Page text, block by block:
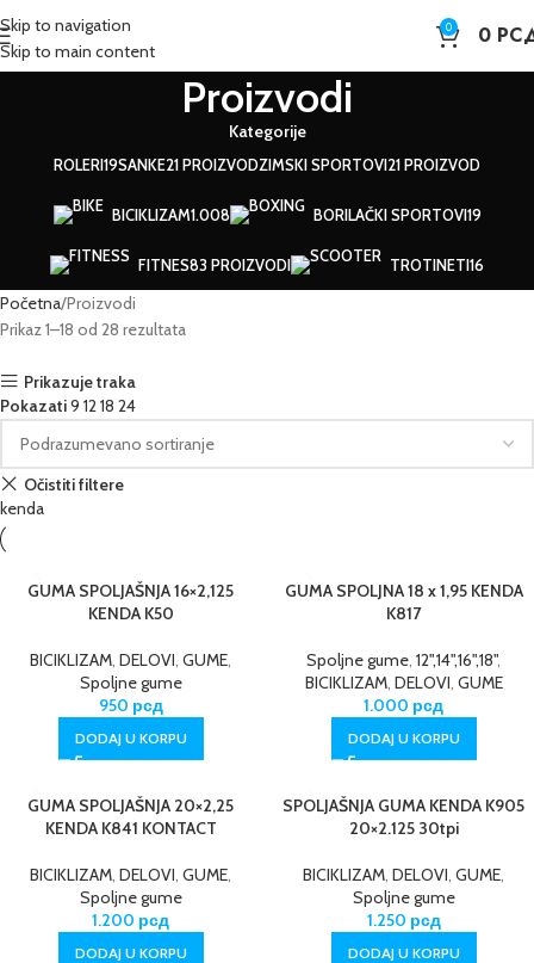
Skip to navigation
Skip to main content
0 0
Proizvodi
Kategorije
ROLERI19SANKE21 PROIZVODZIMSKI SPORTOVI21 PROIZVOD
BICIKLIZAM1.008 BORILAČKI SPORTOVI19
FITNES83 PROIZVODI TROTINETI16
Početna Proizvodi
Prikaz 1–18 od 28 rezultata
Prikazuje traka
Pokazati9 1218 24
Očistiti filtere
kenda
GUMA SPOLJAŠNJA 16×2,125
KENDA K50
BICIKLIZAM, DELOVI, GUME,
Spoljne gume
950 рсд
DODAJ U KORPU
GUMA SPOLJNA 18 x 1,95 KENDA
K817
Spoljne gume, 12",14",16",18",
BICIKLIZAM, DELOVI, GUME
1.000 рсд
DODAJ U KORPU
GUMA SPOLJAŠNJA 20×2,25
KENDA K841 KONTACT
BICIKLIZAM, DELOVI, GUME,
Spoljne gume
1.200 рсд
DODAJ U KORPU
SPOLJAŠNJA GUMA KENDA K905
20×2.125 30tpi
BICIKLIZAM, DELOVI, GUME,
Spoljne gume
1.250 рсд
DODAJ U KORPU